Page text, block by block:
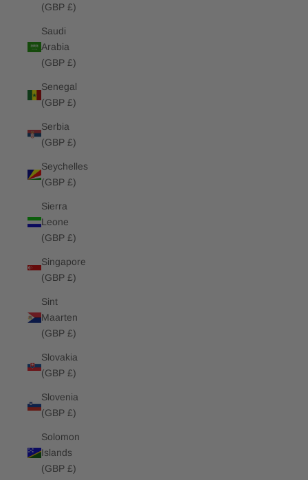
(GBP £)
Saudi
Arabia
(GBP £)
Senegal
(GBP £)
Serbia
(GBP £)
Seychelles
(GBP £)
Sierra
Leone
(GBP £)
Singapore
(GBP £)
Sint
Maarten
(GBP £)
Slovakia
(GBP £)
Slovenia
(GBP £)
Solomon
Islands
(GBP £)